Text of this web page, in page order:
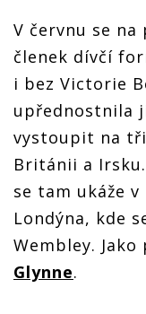
V červnu se
členek dívčí
i bez Victorie
upřednostnila
vystoupit na
Británii a
se tam ukáže
Londýna, kde
Wembley.
Glynne.